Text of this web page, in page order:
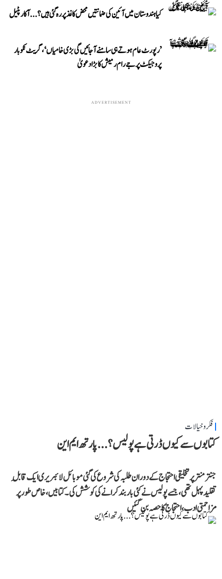
کیا ہندوستان میں آئین کی ضمانتیں محض کاغذ پر رہ گئی ہیں؟...آکار پٹیل
’رپورٹ عام ہوتے ہی سامنے آ جائیں گی بڑی خامیاں‘، گریٹ نکوبار
پروجیکٹ پر جے رام رمیش کا بڑا دعویٰ
ADVERTISEMENT
فکر و خیالات
کتابوں سے کیوں ڈرتی ہے پولیس؟...پارتھ ایم این
جنتر منتر پر تخلیقی احتجاج کے دوران طلبہ کی شروع کی گئی موبائل لائبریری ایک قابلِ
تقلید پہل تھی، جسے پولیس نے کئی بار بند کرانے کی کوشش کی۔ کتابیں، خاص طور پر
مزاحمتی ادب، احتجاج کا حصہ بن گئیں